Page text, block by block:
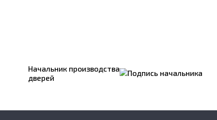
Начальник производства
дверей